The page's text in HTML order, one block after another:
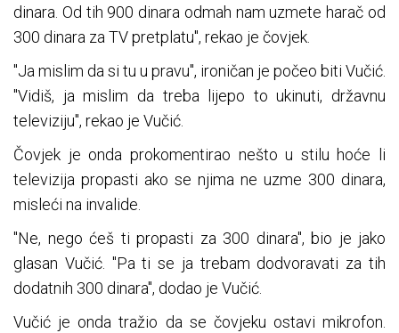
dinara. Od tih 900 dinara odmah nam uzmete harač od
300 dinara za TV pretplatu", rekao je čovjek.
"Ja mislim da si tu u pravu", ironičan je počeo biti Vučić.
"Vidiš, ja mislim da treba lijepo to ukinuti, državnu
televiziju", rekao je Vučić.
Čovjek je onda prokomentirao nešto u stilu hoće li
televizija propasti ako se njima ne uzme 300 dinara,
misleći na invalide.
"Ne, nego ćeš ti propasti za 300 dinara", bio je jako
glasan Vučić. "Pa ti se ja trebam dodvoravati za tih
dodatnih 300 dinara", dodao je Vučić.
Vučić je onda tražio da se čovjeku ostavi mikrofon.